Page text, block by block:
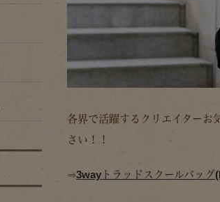
各界で活躍するクリエイターお
さい！！
⇒3wayトラッドスクールバッグ